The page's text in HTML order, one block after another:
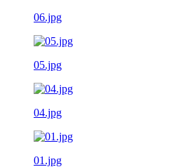
06.jpg
05.jpg
04.jpg
01.jpg